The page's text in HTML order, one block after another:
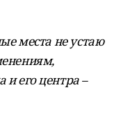
места не устаю
его центра –